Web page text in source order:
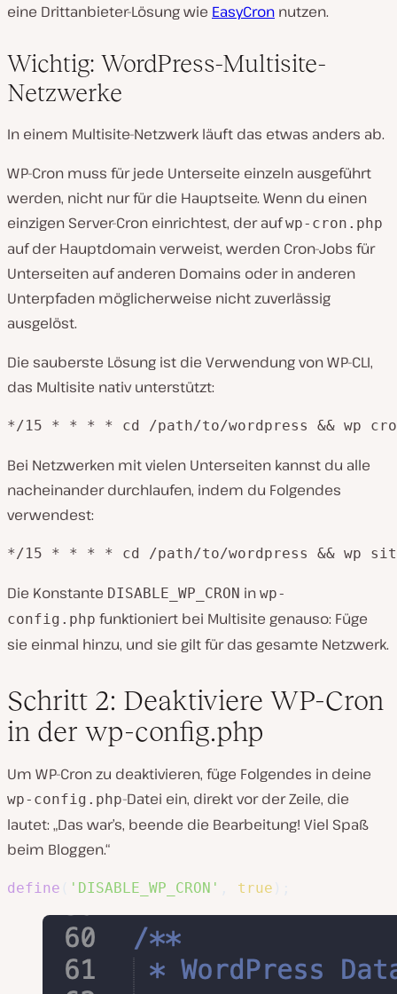
eine Drittanbieter-Lösung wie EasyCron nutzen.
Wichtig: WordPress-Multisite-
Netzwerke
In einem Multisite-Netzwerk läuft das etwas anders ab.
WP-Cron muss für jede Unterseite einzeln ausgeführt
werden, nicht nur für die Hauptseite. Wenn du einen
einzigen Server-Cron einrichtest, der aufwp-cron.php
auf der Hauptdomain verweist, werden Cron-Jobs für
Unterseiten auf anderen Domains oder in anderen
Unterpfaden möglicherweise nicht zuverlässig
ausgelöst.
Die sauberste Lösung ist die Verwendung von WP-CLI,
das Multisite nativ unterstützt:
*/15 * * * * cd /path/to/wordpress && wp
Bei Netzwerken mit vielen Unterseiten kannst du alle
nacheinander durchlaufen, indem du Folgendes
verwendest:
*/15 * * * * cd /path/to/wordpress && wp
Die Konstante DISABLE_WP_CRON in wp-
config.php funktioniert bei Multisite genauso: Füge
sie einmal hinzu, und sie gilt für das gesamte Netzwerk.
Schritt 2: Deaktiviere WP-Cron
in der wp-config.php
Um WP-Cron zu deaktivieren, füge Folgendes in deine
wp-config.php-Datei ein, direkt vor der Zeile, die
lautet: „Das war’s, beende die Bearbeitung! Viel Spaß
beim Bloggen.“
define 'DISABLE_WP_CRON' true